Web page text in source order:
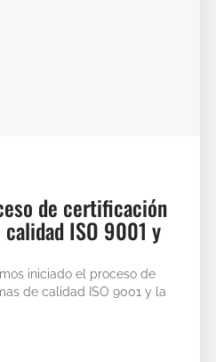
de certificación
ISO 9001 y
iniciado el proceso de
de calidad ISO 9001 y la